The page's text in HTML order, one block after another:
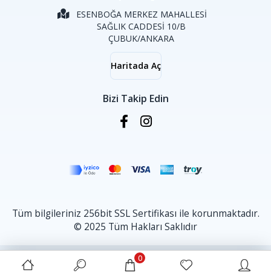
ESENBOĞA MERKEZ MAHALLESİ
SAĞLIK CADDESİ 10/B
ÇUBUK/ANKARA
Haritada Aç
Bizi Takip Edin
Tüm bilgileriniz 256bit SSL Sertifikası ile korunmaktadır.
© 2025 Tüm Hakları Saklıdır
0